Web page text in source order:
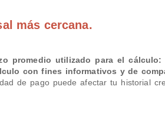
más cercana.
promedio utilizado para el
con fines informativos y de
de pago puede afectar tu historial